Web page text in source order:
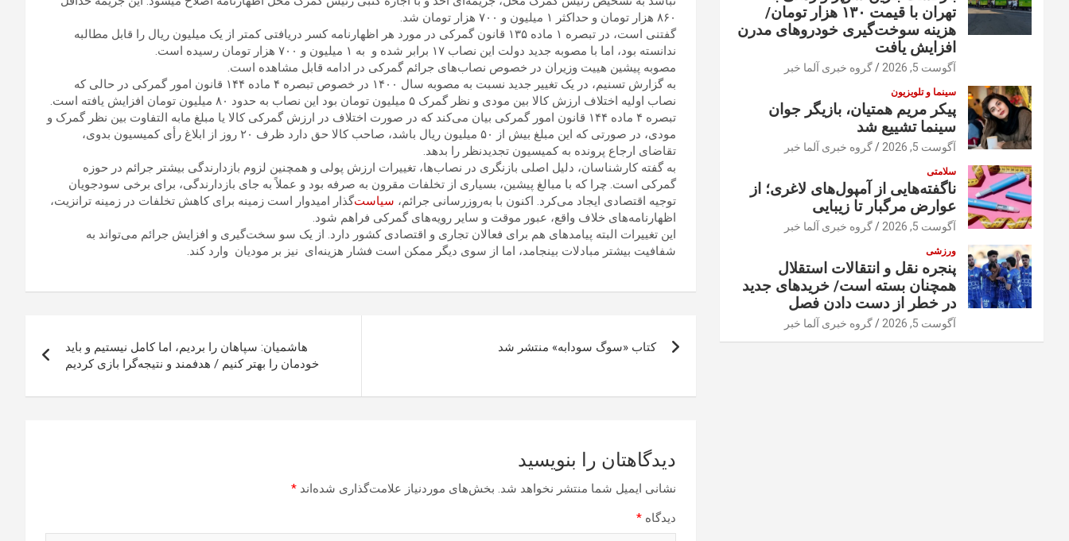
۸۶۰ هزار تومان و حداکثر ۱ میلیون و ۷۰۰ هزار تومان شد.
گفتنی است، در تبصره ۱ ماده ۱۳۵ قانون گمرکی در مورد هر اظهارنامه کسر دریافتی کمتر از یک میلیون ریال را قابل مطالبه
ندانسته بود، اما با مصوبه جدید دولت این نصاب ۱۷ برابر شده و به ۱ میلیون و ۷۰۰ هزار تومان رسیده است.
مصوبه پیشین هییت وزیران در خصوص نصاب‌های جرائم گمرکی در ادامه قابل مشاهده است.
به گزارش تسنیم، در یک تغییر جدید نسبت به مصوبه سال ۱۴۰۰ در خصوص تبصره ۴ ماده ۱۴۴ قانون امور گمرکی در حالی که
نصاب اولیه اختلاف ارزش کالا بین مودی و نظر گمرک ۵ میلیون تومان بود این نصاب به حدود ۸۰ میلیون تومان افزایش یافته است.
تبصره ۴ ماده ۱۴۴ قانون امور گمرکی بیان می‌کند که در صورت اختلاف در ارزش گمرکی کالا یا مبلغ مابه التفاوت بین نظر گمرک و
مودی، در صورتی که این مبلغ بیش از ۵۰ میلیون ریال باشد، صاحب کالا حق دارد ظرف ۲۰ روز از ابلاغ رأی کمیسیون بدوی،
تقاضای ارجاع پرونده به کمیسیون تجدیدنظر را بدهد.
به گفته کارشناسان، دلیل اصلی بازنگری در نصاب‌ها، تغییرات ارزش پولی و همچنین لزوم بازدارندگی بیشتر جرائم در حوزه
گمرکی است. چرا که با مبالغ پیشین، بسیاری از تخلفات مقرون به صرفه بود و عملاً به جای بازدارندگی، برای برخی سودجویان
توجیه اقتصادی ایجاد می‌کرد. اکنون با به‌روز‌رسانی جرائم، سیاست‌گذار امیدوار است زمینه برای کاهش تخلفات در زمینه ترانزیت،
اظهارنامه‌های خلاف واقع، عبور موقت و سایر رویه‌های گمرکی فراهم شود.
این تغییرات البته پیامد‌های هم برای فعالان تجاری و اقتصادی کشور دارد. از یک سو سخت‌گیری و افزایش جرائم می‌تواند به
شفافیت بیشتر مبادلات بینجامد، اما از سوی دیگر ممکن است فشار هزینه‌ای نیز بر مودیان وارد کند.
نوشته
کتاب «سوگ سودابه» منتشر شد
هاشمیان: سپاهان را بردیم، اما کامل نیستیم و باید
خودمان را بهتر کنیم / هدفمند و نتیجه‌گرا بازی کردیم
دیدگاهتان را بنویسید
نشانی ایمیل شما منتشر نخواهد شد. بخش‌های موردنیاز علامت‌گذاری شده‌اند *
دیدگاه *
تهران با قیمت ۱۳۰ هزار تومان/
هزینه سوخت‌گیری خودرو‌های مدرن
افزایش یافت
آگوست 5, 2026 گروه خبری آلما خبر
سینما و تلویزیون
پیکر مریم همتیان، بازیگر جوان
سینما تشییع شد
آگوست 5, 2026 گروه خبری آلما خبر
سلامتی
ناگفته‌هایی از آمپول‌های لاغری؛ از
عوارض مرگبار تا زیبایی
آگوست 5, 2026 گروه خبری آلما خبر
ورزشی
پنجره نقل و انتقالات استقلال
همچنان بسته است/ خریدهای جدید
در خطر از دست دادن فصل
آگوست 5, 2026 گروه خبری آلما خبر